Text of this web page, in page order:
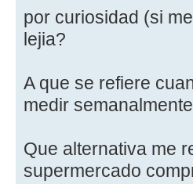
por curiosidad (si
lejia?
A que se refiere
medir
Que alternativa me
supermercado